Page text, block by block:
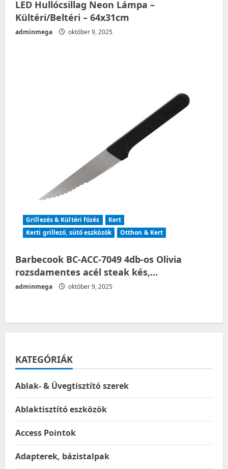
LED Hullócsillag Neon Lámpa –
Kültéri/Beltéri – 64x31cm
adminmega október 9, 2025
Grillezés & Kültéri főzés
Kert
Kerti grillező, sütő eszközök
Otthon & Kert
Barbecook BC-ACC-7049 4db-os Olivia
rozsdamentes acél steak kés,…
adminmega október 9, 2025
KATEGÓRIÁK
Ablak- & Üvegtisztító szerek
Ablaktisztító eszközök
Access Pointok
Adapterek, bázistalpak